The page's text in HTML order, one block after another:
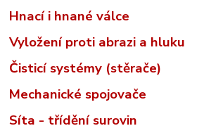
Hnací i hnané válce
Vyložení proti abrazi a hluku
Čisticí systémy (stěrače)
Mechanické spojovače
Síta - třídění surovin